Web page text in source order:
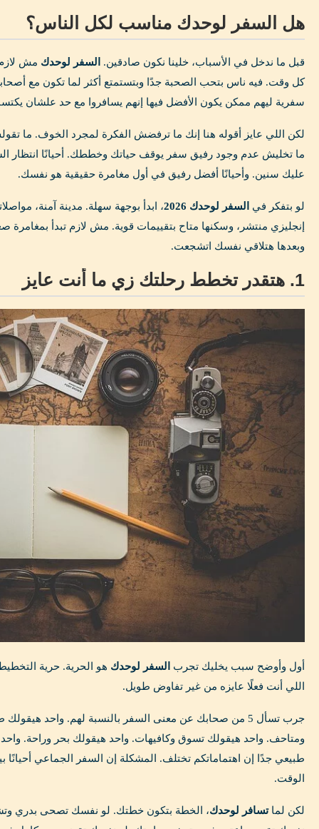
هل السفر لوحدك مناسب لكل الناس؟
قبل ما ندخل في الأسباب، خلينا نكون صادقين. السفر لوحدك مش
كل وقت. فيه ناس بتحب الصحبة جدًا وبتستمتع أكثر لما تكون مع
سفرية ليهم ممكن يكون الأفضل فيها إنهم يسافروا مع حد علشان
لكن اللي عايز أقوله هنا إنك ما ترفضش الفكرة لمجرد الخوف. ما
ما تخليش عدم وجود رفيق سفر يوقف حياتك وخططك. أحيانًا انتظار
عليك سنين. وأحيانًا أفضل رفيق في أول مغامرة حقيقية هو نفسك.
لو بتفكر في السفر لوحدك 2026
، ابدأ بوجهة سهلة. مدينة آمنة،
إنجليزي منتشر، وسكنها متاح بتقييمات قوية. مش لازم تبدأ بمغامرة
وبعدها هتلاقي نفسك اتشجعت.
1. هتقدر تخطط رحلتك زي ما أنت عايز
أول وأوضح سبب يخليك تجرب السفر لوحدك هو الحرية. حرية
اللي أنت فعلًا عايزه من غير تفاوض طويل.
جرب تسأل 5 من صحابك عن معنى السفر بالنسبة لهم. واحد
ومتاحف. واحد هيقولك تسوق وكافيهات. واحد هيقولك بحر وراحة.
طبيعي جدًا إن اهتماماتكم تختلف. المشكلة إن السفر الجماعي
الوقت.
لكن لماتسافر لوحدك، الخطة بتكون خطتك. لو نفسك تصحى بدري